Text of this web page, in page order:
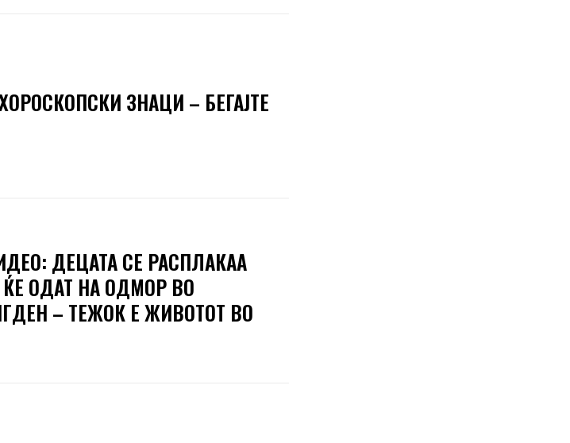
ЗНАЦИ – БЕГАЈТЕ
ДЕЦАТА СЕ РАСПЛАКАА
ОДАТ НА ОДМОР ВО
– ТЕЖОК Е ЖИВОТOТ ВО